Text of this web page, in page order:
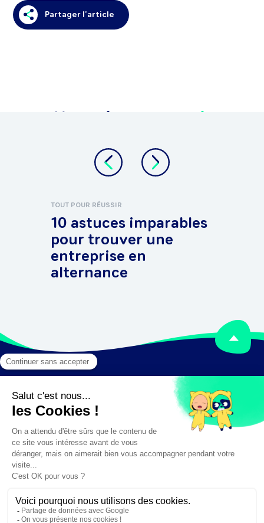
Partager l’article
Vous aimerez aussi
TOUT POUR RÉUSSIR
10 astuces imparables
pour trouver une
entreprise en
alternance
Mentions légales